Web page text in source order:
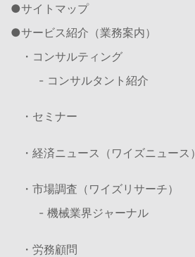
サイトマップ
サービス紹介（業務案内）
・コンサルティング
- コンサルタント紹介
・セミナー
・経済ニュース（ワイズニュース）
・市場調査（ワイズリサーチ）
- 機械業界ジャーナル
・労務顧問